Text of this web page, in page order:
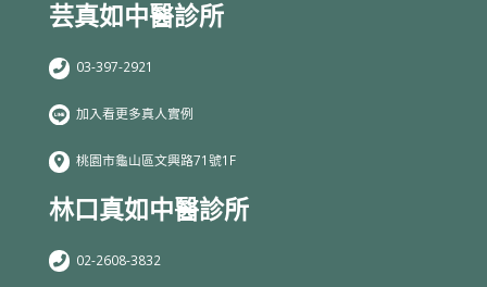
芸真如中醫診所
03-397-2921
加入看更多真人實例
桃園市龜山區文興路71號1F
林口真如中醫診所
02-2608-3832